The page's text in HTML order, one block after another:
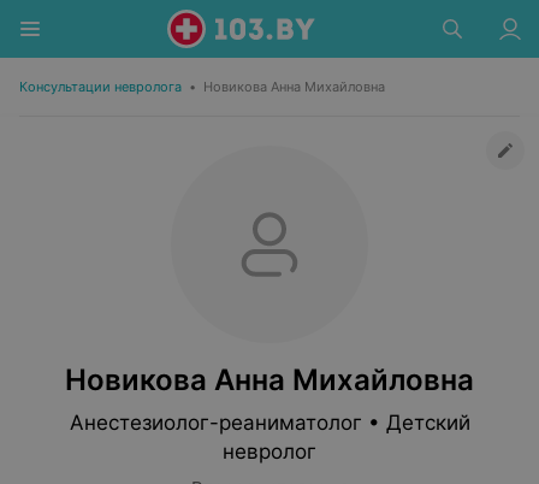
Консультации невролога • Новикова Анна Михайловна
Новикова Анна Михайловна
Анестезиолог-реаниматолог • Детский
невролог